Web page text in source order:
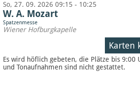
So, 27. 09. 2026 09:15 - 10:25
W. A. Mozart
Spatzenmesse
Wiener Hofburgkapelle
Karten
Es wird höflich gebeten, die Plätze bis 9:00
und Tonaufnahmen sind nicht gestattet.